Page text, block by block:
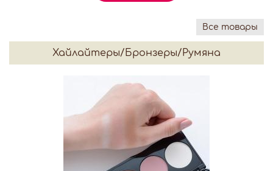
Все товары
Хайлайтеры/Бронзеры/Румяна